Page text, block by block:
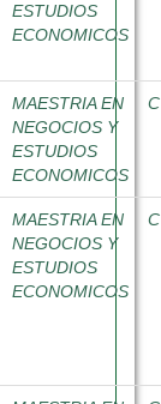
ESTUDIOS
ECONOMICOS
MAESTRIA EN
NEGOCIOS Y
ESTUDIOS
ECONOMICOS
MAESTRIA EN
NEGOCIOS Y
ESTUDIOS
ECONOMICOS